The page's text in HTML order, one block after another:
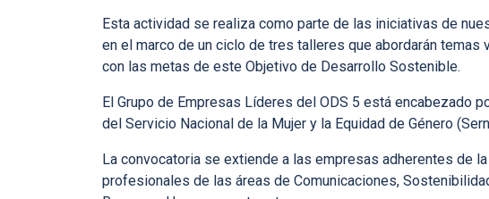
Esta actividad se realiza como parte de las iniciativas de
en el marco de un ciclo de tres talleres que abordarán temas
con las metas de este Objetivo de Desarrollo Sostenible.
El Grupo de Empresas Líderes del ODS 5 está encabezado
del Servicio Nacional de la Mujer y la Equidad de Género
La convocatoria se extiende a las empresas adherentes de
profesionales de las áreas de Comunicaciones,